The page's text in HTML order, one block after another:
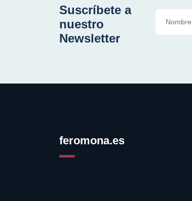
Suscríbete a
nuestro
Newsletter
feromona.es